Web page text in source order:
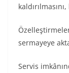
sermayeye
Servis